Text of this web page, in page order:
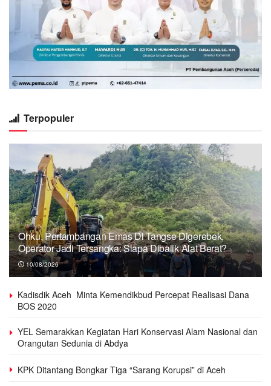
Terpopuler
Ohku, Pertambangan Emas Di Tangse Digerebek,
Operator Jadi Tersangka: Siapa Dibalik Alat Berat?
10/08/2026
Kadisdik Aceh Minta Kemendikbud Percepat Realisasi Dana
BOS 2020
YEL Semarakkan Kegiatan Hari Konservasi Alam Nasional dan
Orangutan Sedunia di Abdya
KPK Ditantang Bongkar Tiga “Sarang Korupsi” di Aceh